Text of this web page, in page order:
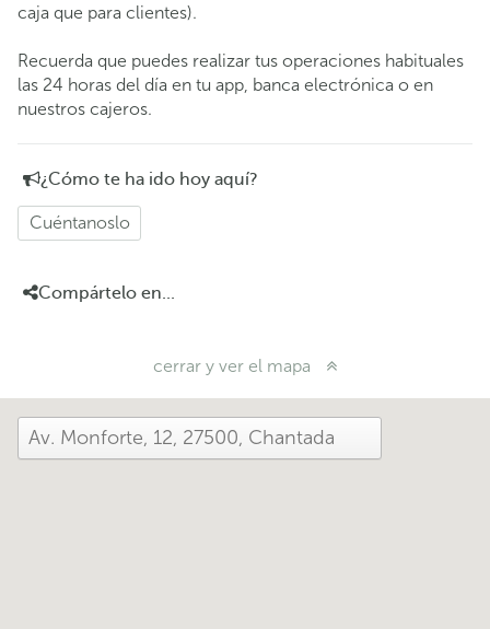
caja que para clientes).
Recuerda que puedes realizar tus operaciones habituales
las 24 horas del día en tu app, banca electrónica o en
nuestros cajeros.
¿Cómo te ha ido hoy aquí?
Cuéntanoslo
Compártelo en...
cerrar y ver el mapa